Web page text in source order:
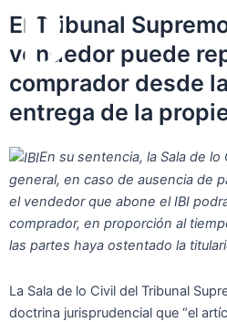
contenido
El Tribunal
vendedor puede
comprador desde
entrega de la
En su sentencia, la Sala de
general, en caso de ausencia de
el vendedor que abone el IBI
comprador, en proporción al
las partes haya ostentado la
La Sala de lo Civil del Tribunal
doctrina jurisprudencial que “el